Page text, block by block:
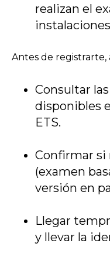
realizan el
instalaciones
Antes de registrarte,
Consultar
disponibles
ETS.
Confirmar si
(examen
versión en
Llegar
y llevar la